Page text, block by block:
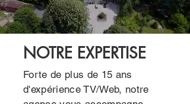
Forte de plus de 15 ans
d'expérience TV/Web, notre
NOTRE EXPERTISE